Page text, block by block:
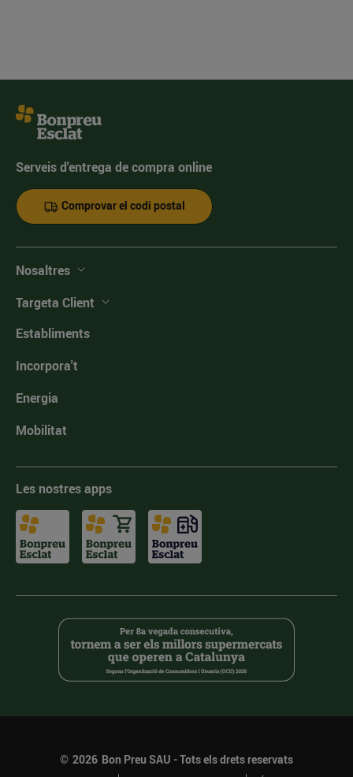
Serveis d'entrega de compra online
Comprovar el codi postal
Nosaltres
Targeta Client
Establiments
Incorpora't
Energia
Mobilitat
Les nostres apps
© 2026 Bon Preu SAU - Tots els drets reservats